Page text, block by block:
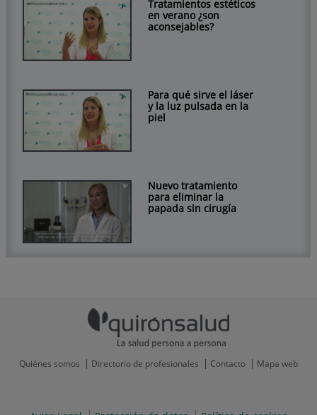
Tratamientos estéticos
en verano ¿son
aconsejables?
Para qué sirve el láser
y la luz pulsada en la
piel
Nuevo tratamiento
para eliminar la
papada sin cirugía
Quiénes somos Directorio de profesionales Contacto Mapa web